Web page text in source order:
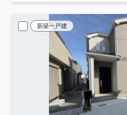
新築一戸建